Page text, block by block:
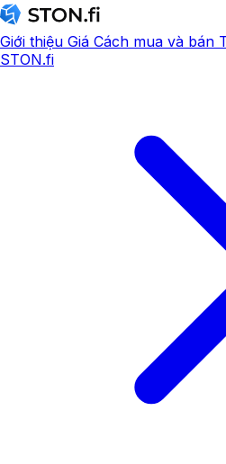
Giới thiệu Giá Cách mua và bán
STON.fi